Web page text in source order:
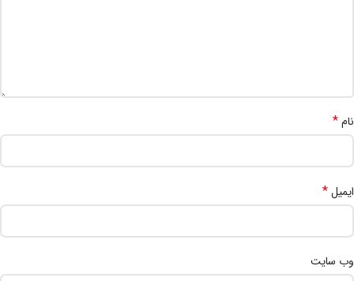
نام*
ایمیل*
وب‌ سایت